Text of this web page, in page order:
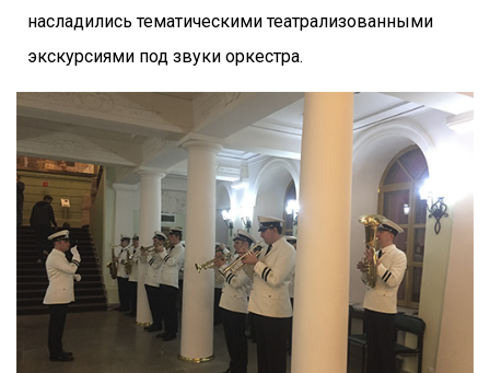
насладились тематическими театрализованными
экскурсиями под звуки оркестра.